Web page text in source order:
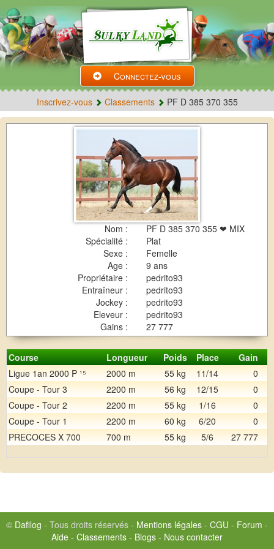
Connectez-vous
Inscrivez-vous Classements PF D 385 370 355
Nom :
PF D 385 370 355 ❤ MIX
Spécialité :
Plat
Sexe :
Femelle
Age :
9 ans
Propriétaire :
pedrito93
Entraîneur :
pedrito93
Jockey :
pedrito93
Eleveur :
pedrito93
Gains :
27 777
Course Longueur Poids Place
Gain
Ligue 1an 2000 P ¹⁵
2000 m 55 kg 11/14 0
Coupe - Tour 3
2200 m 56 kg 12/15 0
Coupe - Tour 2
2200 m 55 kg 1/16 0
Coupe - Tour 1
2200 m 60 kg 6/20 0
PRECOCES X 700
700 m 55 kg 5/6 27 777
© Dafilog - Tous droits réservés - Mentions légales - CGU - Forum -
Aide - Classements - Blogs - Nous contacter